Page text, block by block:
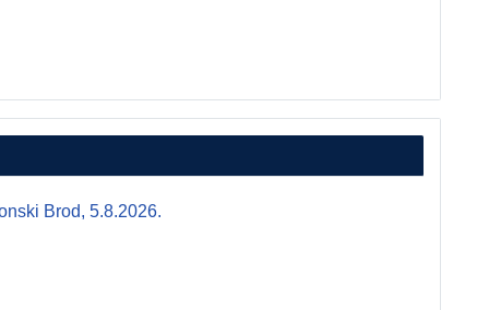
Brod, 5.8.2026.